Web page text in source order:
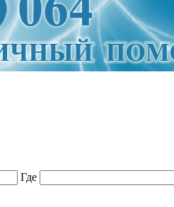
Где